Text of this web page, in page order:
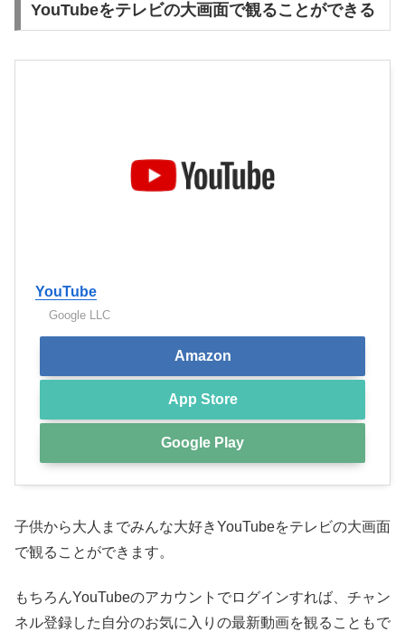
YouTubeをテレビの大画面で観ることができる
YouTube
Google LLC
Amazon
App Store
Google Play
子供から大人までみんな大好きYouTubeをテレビの大画面
で観ることができます。
もちろんYouTubeのアカウントでログインすれば、チャン
ネル登録した自分のお気に入りの最新動画を観ることもで